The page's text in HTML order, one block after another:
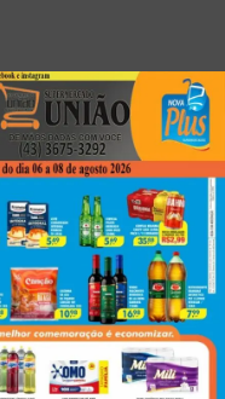
Next
Criança Ouve Assalto Em Jogo Online E Ajuda PM A Salvar Família No PR